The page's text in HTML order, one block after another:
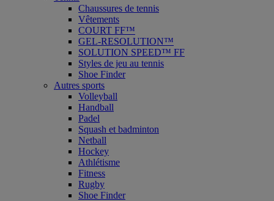
Chaussures de tennis
Vêtements
COURT FF™
GEL-RESOLUTION™
SOLUTION SPEED™ FF
Styles de jeu au tennis
Shoe Finder
Autres sports
Volleyball
Handball
Padel
Squash et badminton
Netball
Hockey
Athlétisme
Fitness
Rugby
Shoe Finder